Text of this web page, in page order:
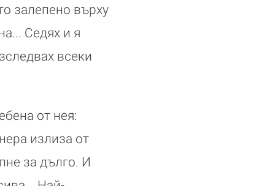
залепено върху
Седях и я
всеки
от нея:
излиза от
за дълго. И